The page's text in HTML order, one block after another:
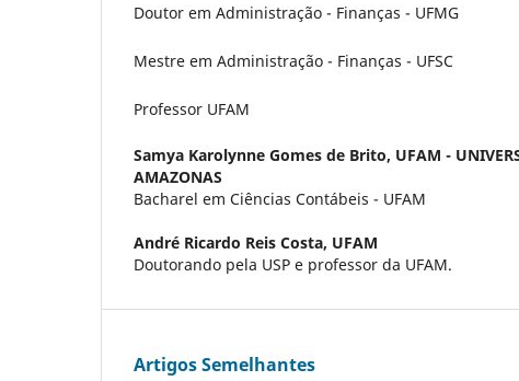
Doutor em Administração - Finanças - UFMG
Mestre em Administração - Finanças - UFSC
Professor UFAM
Samya Karolynne Gomes de Brito, UFAM -
AMAZONAS
Bacharel em Ciências Contábeis - UFAM
André Ricardo Reis Costa, UFAM
Doutorando pela USP e professor da UFAM.
Artigos Semelhantes